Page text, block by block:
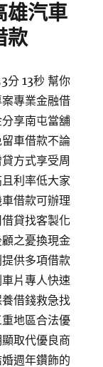
雄汽車
款
分 13秒 幫你
專業金融借
享南屯當舖
車借款不論
方式享受周
利率低大家
借款可辦理
貸找客製化
之憂換現金
供多項借款
片專人快速
借錢救急找
地區合法優
取代優良商
週年鑽飾的